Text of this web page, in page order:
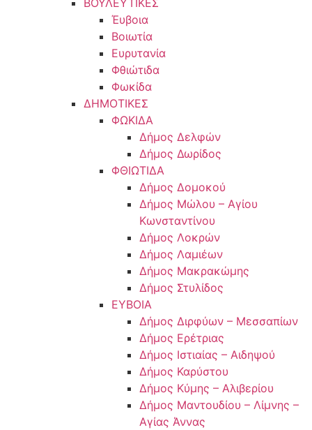
ΒΟΥΛΕΥΤΙΚΕΣ
Έυβοια
Βοιωτία
Ευρυτανία
Φθιώτιδα
Φωκίδα
ΔΗΜΟΤΙΚΕΣ
ΦΩΚΙΔΑ
Δήμος Δελφών
Δήμος Δωρίδος
ΦΘΙΩΤΙΔΑ
Δήμος Δομοκού
Δήμος Μώλου – Αγίου
Κωνσταντίνου
Δήμος Λοκρών
Δήμος Λαμιέων
Δήμος Μακρακώμης
Δήμος Στυλίδος
ΕΥΒΟΙΑ
Δήμος Διρφύων – Μεσσαπίων
Δήμος Ερέτριας
Δήμος Ιστιαίας – Αιδηψού
Δήμος Καρύστου
Δήμος Κύμης – Αλιβερίου
Δήμος Μαντουδίου – Λίμνης –
Αγίας Άννας